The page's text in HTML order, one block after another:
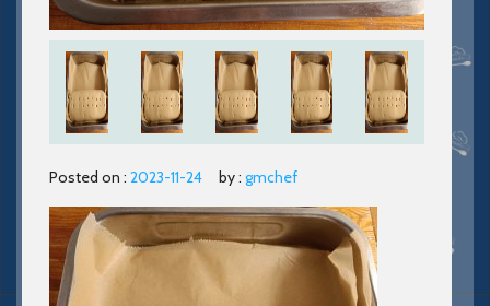
Posted on : 2023-11-24 by : gmchef